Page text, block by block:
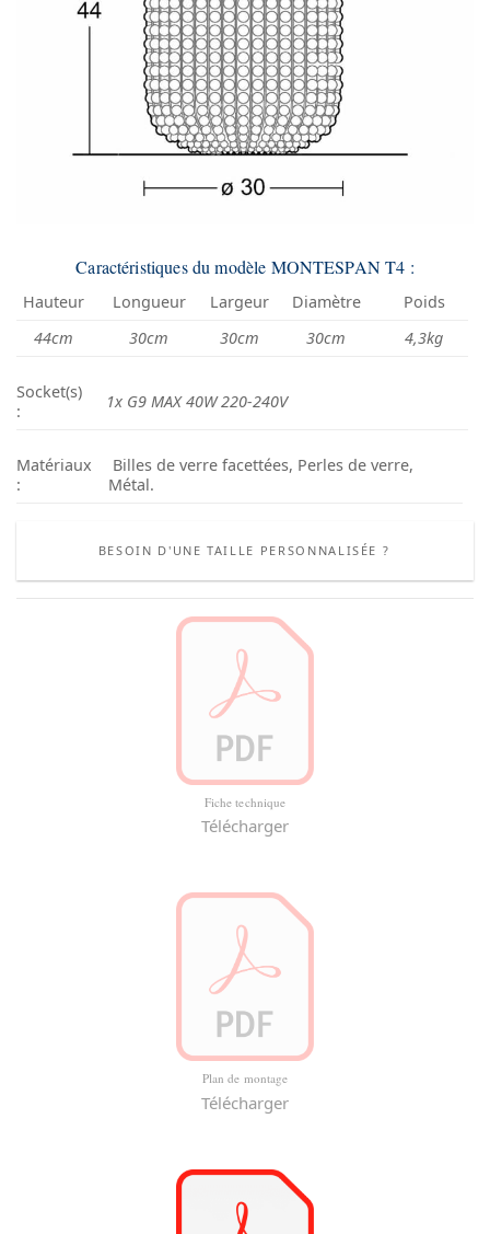
Caractéristiques du modèle MONTESPAN T4 :
Hauteur Longueur Largeur Diamètre
Poids
44cm
30cm 30cm 30cm 4,3kg
Socket(s)
:
1x G9 MAX 40W 220-240V
Matériaux
:
Billes de verre facettées, Perles de verre,
Métal.
BESOIN D'UNE TAILLE PERSONNALISÉE ?
Fiche technique
Télécharger
Plan de montage
Télécharger